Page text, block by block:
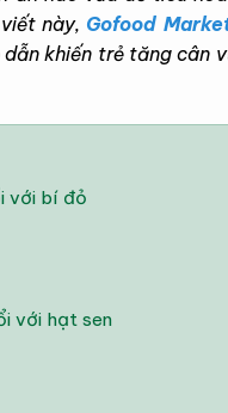
này, Gofood
khiến trẻ tăng cân
với bí đỏ
với hạt sen